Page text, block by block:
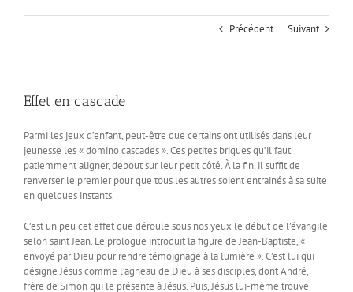
Précédent Suivant
Effet en cascade
Parmi les jeux d’enfant, peut-être que certains ont utilisés dans leur
jeunesse les « domino cascades ». Ces petites briques qu’il faut
patiemment aligner, debout sur leur petit côté. À la fin, il suffit de
renverser le premier pour que tous les autres soient entrainés à sa suite
en quelques instants.
C’est un peu cet effet que déroule sous nos yeux le début de l’évangile
selon saint Jean. Le prologue introduit la figure de Jean-Baptiste, «
envoyé par Dieu pour rendre témoignage à la lumière ». C’est lui qui
désigne Jésus comme l’agneau de Dieu à ses disciples, dont André,
frère de Simon qui le présente à Jésus. Puis, Jésus lui-même trouve